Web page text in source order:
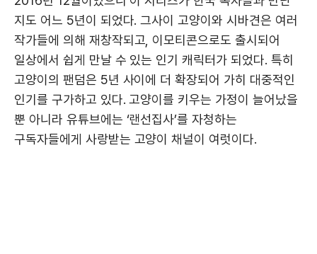
지도 어느 5년이 되었다. 그사이 고양이와 시바견은 여러
작가들에 의해 재창작되고, 이모티콘으로도 출시되어
일상에서 쉽게 만날 수 있는 인기 캐릭터가 되었다. 특히
고양이의 팬덤은 5년 사이에 더 확장되어 가히 대중적인
인기를 구가하고 있다. 고양이를 키우는 가정이 늘어났을
뿐 아니라 유튜브에는 ‘랜선집사’를 자청하는
구독자들에게 사랑받는 고양이 채널이 여럿이다.